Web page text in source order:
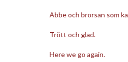
Abbe och brorsan som
Trött och glad.
Here we go again.